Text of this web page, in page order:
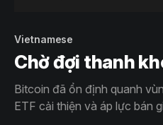
Vietnamese
Chờ đợi thanh
Bitcoin đã ổn định quanh
ETF cải thiện và áp lực bán